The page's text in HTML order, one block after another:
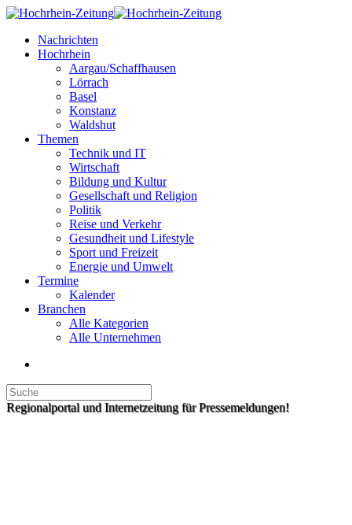
Nachrichten
Hochrhein
Aargau/Schaffhausen
Lörrach
Basel
Konstanz
Waldshut
Themen
Technik und IT
Wirtschaft
Bildung und Kultur
Gesellschaft und Religion
Politik
Reise und Verkehr
Gesundheit und Lifestyle
Sport und Freizeit
Energie und Umwelt
Termine
Kalender
Branchen
Alle Kategorien
Alle Unternehmen
Regionalportal und Internetzeitung für Pressemeldungen!